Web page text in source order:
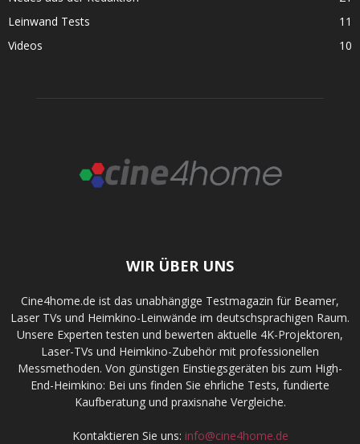
Leinwand Tests
11
Videos
10
WIR ÜBER UNS
Cine4home.de ist das unabhängige Testmagazin für Beamer,
Laser TVs und Heimkino-Leinwände im deutschsprachigen Raum.
Unsere Experten testen und bewerten aktuelle 4K-Projektoren,
Laser-TVs und Heimkino-Zubehör mit professionellen
Messmethoden. Von günstigen Einstiegsgeräten bis zum High-
End-Heimkino: Bei uns finden Sie ehrliche Tests, fundierte
Kaufberatung und praxisnahe Vergleiche.
Kontaktieren Sie uns: info@cine4home.de